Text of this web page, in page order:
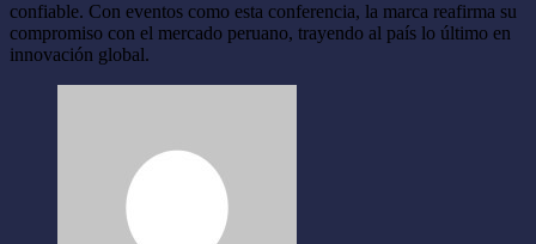
confiable. Con eventos como esta conferencia, la marca reafirma su
compromiso con el mercado peruano, trayendo al país lo último en
innovación global.